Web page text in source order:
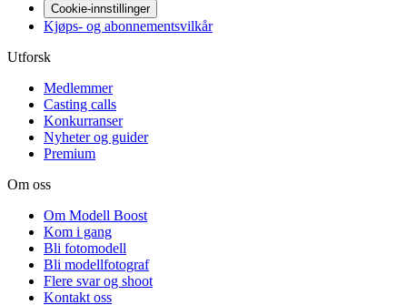
Cookie-innstillinger
Kjøps- og abonnementsvilkår
Utforsk
Medlemmer
Casting calls
Konkurranser
Nyheter og guider
Premium
Om oss
Om Modell Boost
Kom i gang
Bli fotomodell
Bli modellfotograf
Flere svar og shoot
Kontakt oss